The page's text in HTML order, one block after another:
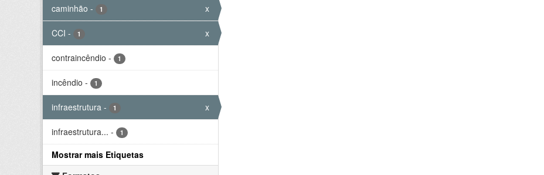
caminhão - 1 x
CCI - 1 x
contraincêndio - 1
incêndio - 1
infraestrutura - 1 x
infraestrutura... - 1
Mostrar mais Etiquetas